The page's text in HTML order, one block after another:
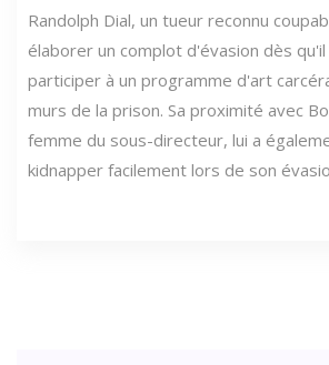
Randolph Dial, un tueur reconnu
élaborer un complot d'évasion dès qu'il
participer à un programme d'art
murs de la prison. Sa proximité avec
femme du sous-directeur, lui a
kidnapper facilement lors de son